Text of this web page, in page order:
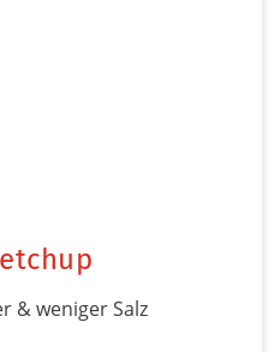
& weniger Salz